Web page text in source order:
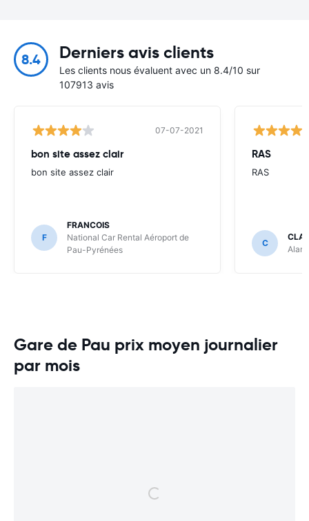
8.4 Derniers avis clients
Les clients nous évaluent avec un 8.4/10 sur
107913 avis
07-07-2021
bon site assez clair
bon site assez clair
F
FRANCOIS
National Car Rental Aéroport de
Pau-Pyrénées
RAS
RAS
C
Gare de Pau prix moyen journalier
par mois